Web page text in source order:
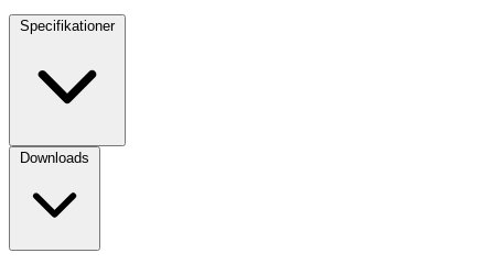
Specifikationer
Downloads